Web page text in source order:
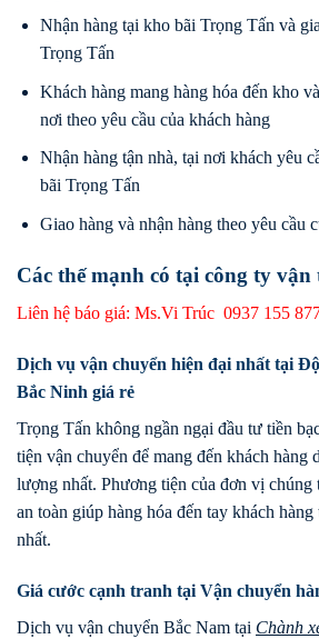
Nhận hàng tại kho bãi Trọng Tấn và
Trọng Tấn
Khách hàng mang hàng hóa đến kho
nơi theo yêu cầu của khách hàng
Nhận hàng tận nhà, tại nơi khách yêu
bãi Trọng Tấn
Giao hàng và nhận hàng theo yêu cầu
Các thế mạnh có tại công ty
Liên hệ báo giá: Ms.Vi Trúc 0937 155
Dịch vụ vận chuyển hiện đại nhất tại
Bắc Ninh giá rẻ
Trọng Tấn không ngần ngại đầu tư tiền
tiện vận chuyển để mang đến khách hàng
lượng nhất. Phương tiện của đơn vị chúng
an toàn giúp hàng hóa đến tay khách
nhất.
Giá cước cạnh tranh tại Vận chuyển
Dịch vụ vận chuyển Bắc Nam tại Chành